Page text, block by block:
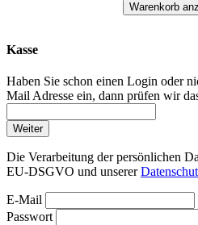
Warenkorb
Kasse
Haben Sie schon einen Login oder
Mail Adresse ein, dann prüfen wir
Weiter
Die Verarbeitung der persönlichen
EU-DSGVO und unserer
E-Mail
Passwort